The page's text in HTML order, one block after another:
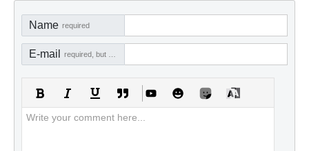
Name required
E-mail